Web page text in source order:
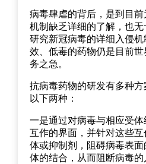
病毒肆虐的背后，是到目前
机制缺乏详细的了解，也无
研究新冠病毒的详细入侵机
效、低毒的药物仍是目前世
务之急。
抗病毒药物的研发有多种方
以下两种：
一是通过对病毒与相应受体
互作的界面，并针对这些互
体或抑制剂，阻碍病毒表面
体的结合，从而阻断病毒的